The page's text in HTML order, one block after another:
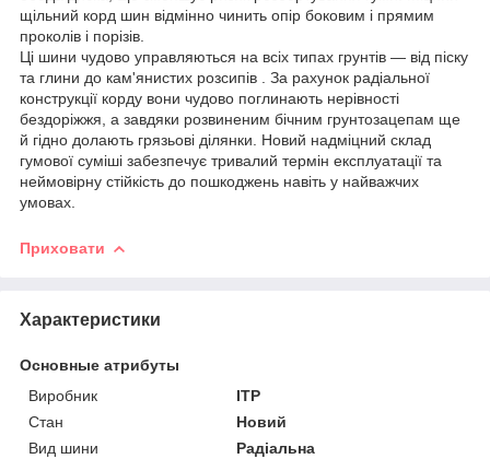
щільний корд шин відмінно чинить опір боковим і прямим
проколів і порізів.
Ці шини чудово управляються на всіх типах грунтів — від піску
та глини до кам'янистих розсипів . За рахунок радіальної
конструкції корду вони чудово поглинають нерівності
бездоріжжя, а завдяки розвиненим бічним грунтозацепам ще
й гідно долають грязьові ділянки. Новий надміцний склад
гумової суміші забезпечує тривалий термін експлуатації та
неймовірну стійкість до пошкоджень навіть у найважчих
умовах.
Приховати
Характеристики
Основные атрибуты
Виробник
ITP
Стан
Новий
Вид шини
Радіальна